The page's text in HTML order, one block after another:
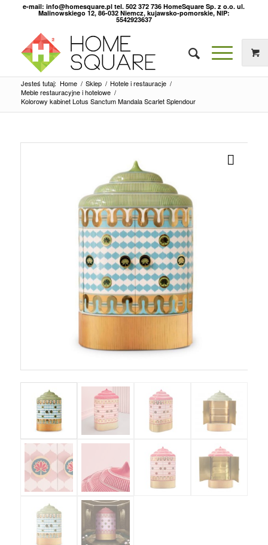
e-mail: info@homesquare.pl tel. 502 372 736 HomeSquare Sp. z o.o. ul.
Malinowskiego 12, 86-032 Niemcz, kujawsko-pomorskie, NIP:
5542923637
Jesteś tutaj: Home / Sklep / Hotele i restauracje /
Meble restauracyjne i hotelowe /
Kolorowy kabinet Lotus Sanctum Mandala Scarlet Splendour